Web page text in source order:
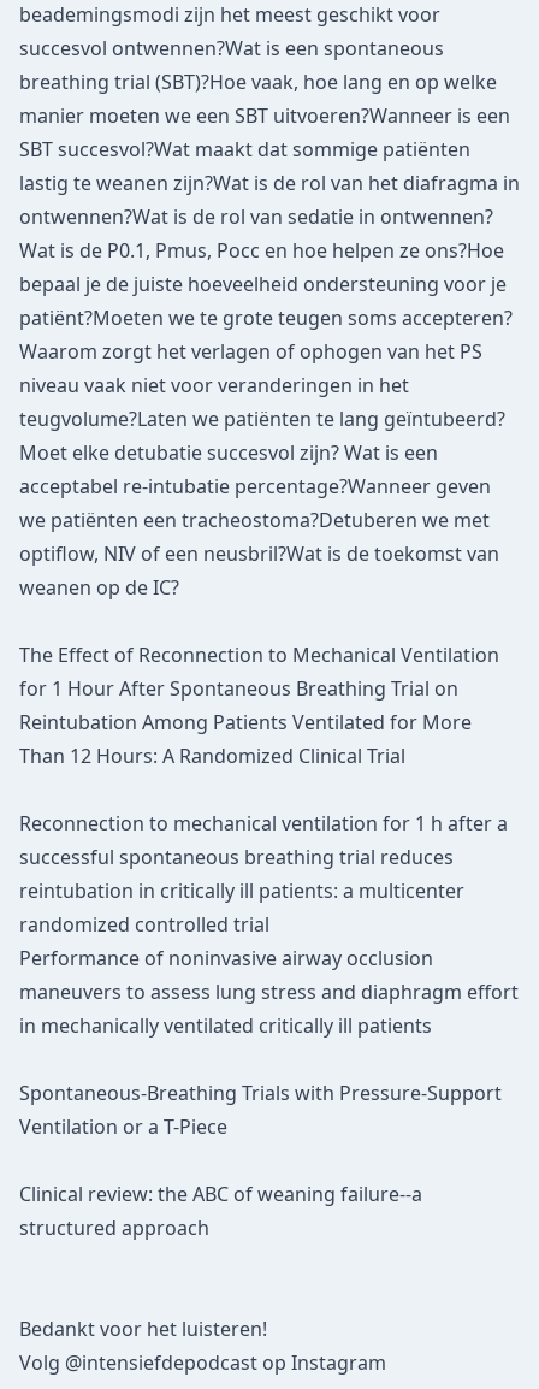
beademingsmodi zijn het meest geschikt voor
succesvol ontwennen?Wat is een spontaneous
breathing trial (SBT)?Hoe vaak, hoe lang en op welke
manier moeten we een SBT uitvoeren?Wanneer is een
SBT succesvol?Wat maakt dat sommige patiënten
lastig te weanen zijn?Wat is de rol van het diafragma in
ontwennen?Wat is de rol van sedatie in ontwennen?
Wat is de P0.1, Pmus, Pocc en hoe helpen ze ons?Hoe
bepaal je de juiste hoeveelheid ondersteuning voor je
patiënt?Moeten we te grote teugen soms accepteren?
Waarom zorgt het verlagen of ophogen van het PS
niveau vaak niet voor veranderingen in het
teugvolume?Laten we patiënten te lang geïntubeerd?
Moet elke detubatie succesvol zijn? Wat is een
acceptabel re-intubatie percentage?Wanneer geven
we patiënten een tracheostoma?Detuberen we met
optiflow, NIV of een neusbril?Wat is de toekomst van
weanen op de IC?
The Effect of Reconnection to Mechanical Ventilation
for 1 Hour After Spontaneous Breathing Trial on
Reintubation Among Patients Ventilated for More
Than 12 Hours: A Randomized Clinical Trial
Reconnection to mechanical ventilation for 1 h after a
successful spontaneous breathing trial reduces
reintubation in critically ill patients: a multicenter
randomized controlled trial
Performance of noninvasive airway occlusion
maneuvers to assess lung stress and diaphragm effort
in mechanically ventilated critically ill patients
Spontaneous-Breathing Trials with Pressure-Support
Ventilation or a T-Piece
Clinical review: the ABC of weaning failure--a
structured approach
Bedankt voor het luisteren!
Volg @intensiefdepodcast op Instagram